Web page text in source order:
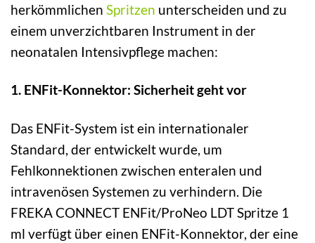
herkömmlichen Spritzen unterscheiden und zu
einem unverzichtbaren Instrument in der
neonatalen Intensivpflege machen:
1. ENFit-Konnektor: Sicherheit geht vor
Das ENFit-System ist ein internationaler
Standard, der entwickelt wurde, um
Fehlkonnektionen zwischen enteralen und
intravenösen Systemen zu verhindern. Die
FREKA CONNECT ENFit/ProNeo LDT Spritze 1
ml verfügt über einen ENFit-Konnektor, der eine